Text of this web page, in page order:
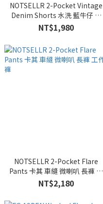
NOTSELLR 2-Pocket Vintage
Denim Shorts 水洗 藍牛仔 雙
口袋 七分褲 短褲
NT$1,980
NOTSELLR 2-Pocket Flare
Pants 卡其 車縫 微喇叭 長褲 工
作褲
NT$2,180